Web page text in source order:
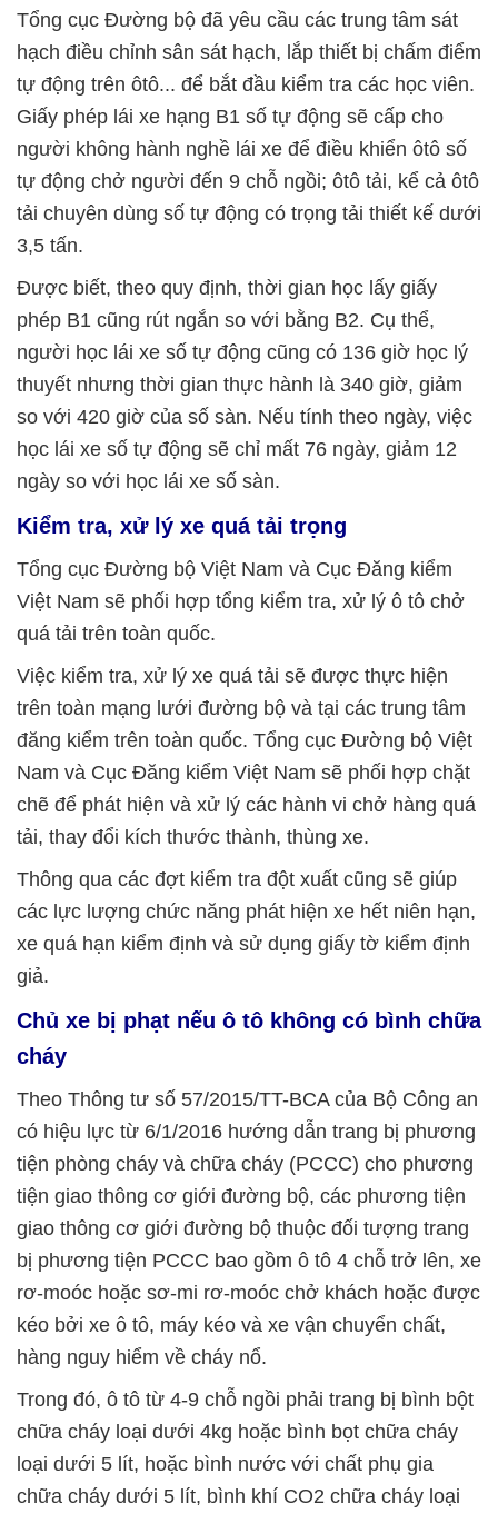
Tổng cục Đường bộ đã yêu cầu các trung tâm sát
hạch điều chỉnh sân sát hạch, lắp thiết bị chấm điểm
tự động trên ôtô... để bắt đầu kiểm tra các học viên.
Giấy phép lái xe hạng B1 số tự động sẽ cấp cho
người không hành nghề lái xe để điều khiển ôtô số
tự động chở người đến 9 chỗ ngồi; ôtô tải, kể cả ôtô
tải chuyên dùng số tự động có trọng tải thiết kế dưới
3,5 tấn.
Được biết, theo quy định, thời gian học lấy giấy
phép B1 cũng rút ngắn so với bằng B2. Cụ thể,
người học lái xe số tự động cũng có 136 giờ học lý
thuyết nhưng thời gian thực hành là 340 giờ, giảm
so với 420 giờ của số sàn. Nếu tính theo ngày, việc
học lái xe số tự động sẽ chỉ mất 76 ngày, giảm 12
ngày so với học lái xe số sàn.
Kiểm tra, xử lý xe quá tải trọng
Tổng cục Đường bộ Việt Nam và Cục Đăng kiểm
Việt Nam sẽ phối hợp tổng kiểm tra, xử lý ô tô chở
quá tải trên toàn quốc.
Việc kiểm tra, xử lý xe quá tải sẽ được thực hiện
trên toàn mạng lưới đường bộ và tại các trung tâm
đăng kiểm trên toàn quốc. Tổng cục Đường bộ Việt
Nam và Cục Đăng kiểm Việt Nam sẽ phối hợp chặt
chẽ để phát hiện và xử lý các hành vi chở hàng quá
tải, thay đổi kích thước thành, thùng xe.
Thông qua các đợt kiểm tra đột xuất cũng sẽ giúp
các lực lượng chức năng phát hiện xe hết niên hạn,
xe quá hạn kiểm định và sử dụng giấy tờ kiểm định
giả.
Chủ xe bị phạt nếu ô tô không có bình chữa
cháy
Theo Thông tư số 57/2015/TT-BCA của Bộ Công an
có hiệu lực từ 6/1/2016 hướng dẫn trang bị phương
tiện phòng cháy và chữa cháy (PCCC) cho phương
tiện giao thông cơ giới đường bộ, các phương tiện
giao thông cơ giới đường bộ thuộc đối tượng trang
bị phương tiện PCCC bao gồm ô tô 4 chỗ trở lên, xe
rơ-moóc hoặc sơ-mi rơ-moóc chở khách hoặc được
kéo bởi xe ô tô, máy kéo và xe vận chuyển chất,
hàng nguy hiểm về cháy nổ.
Trong đó, ô tô từ 4-9 chỗ ngồi phải trang bị bình bột
chữa cháy loại dưới 4kg hoặc bình bọt chữa cháy
loại dưới 5 lít, hoặc bình nước với chất phụ gia
chữa cháy dưới 5 lít, bình khí CO2 chữa cháy loại